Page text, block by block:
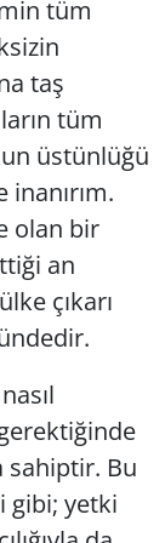
tüm
taş
tüm
üstünlüğü
olan bir
an
çıkarı
sahiptir. Bu
gibi; yetki